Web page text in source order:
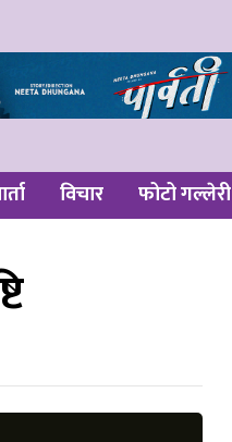
विचार फोटो गल्लेरी